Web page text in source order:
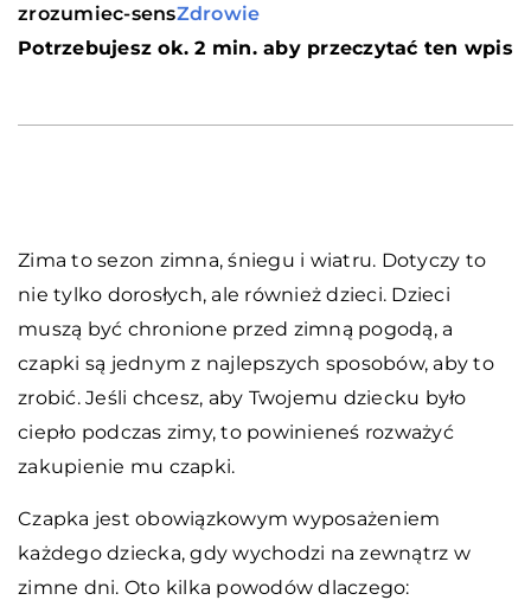
zrozumiec-sensZdrowie
Potrzebujesz ok. 2 min. aby przeczytać ten wpis
Zima to sezon zimna, śniegu i wiatru. Dotyczy to
nie tylko dorosłych, ale również dzieci. Dzieci
muszą być chronione przed zimną pogodą, a
czapki są jednym z najlepszych sposobów, aby to
zrobić. Jeśli chcesz, aby Twojemu dziecku było
ciepło podczas zimy, to powinieneś rozważyć
zakupienie mu czapki.
Czapka jest obowiązkowym wyposażeniem
każdego dziecka, gdy wychodzi na zewnątrz w
zimne dni. Oto kilka powodów dlaczego: